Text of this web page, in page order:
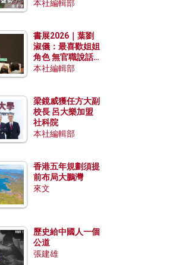
戰爭？伊朗一早洞
本社編輯部
書展2026｜葉劉
淑儀：最喜歡姐姐
角色 無官職說話
包袱少
本社編輯部
梁鏡威獲任方大副
校長 呂大樂加盟
社科院
本社編輯部
香港五年規劃須提
前布局大鵬灣
來文
歷史給中國人一個
公道
張建雄